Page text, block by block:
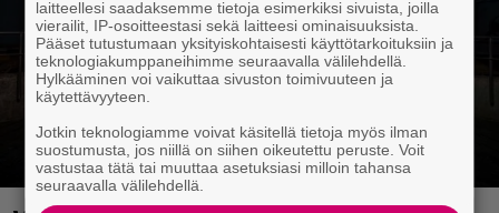
laitteellesi saadaksemme tietoja esimerkiksi sivuista, joilla
vierailit, IP-osoitteestasi sekä laitteesi ominaisuuksista.
Pääset tutustumaan yksityiskohtaisesti käyttötarkoituksiin ja
teknologiakumppaneihimme seuraavalla välilehdellä.
Hylkääminen voi vaikuttaa sivuston toimivuuteen ja
käytettävyyteen.
Jotkin teknologiamme voivat käsitellä tietoja myös ilman
suostumusta, jos niillä on siihen oikeutettu peruste. Voit
vastustaa tätä tai muuttaa asetuksiasi milloin tahansa
seuraavalla välilehdellä.